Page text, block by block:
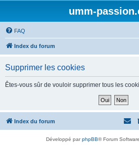
umm-
FAQ
Index du forum
Supprimer les cookies
Êtes-vous sûr de vouloir supprimer tous les
Index du forum
Développé parphpBB® Forum